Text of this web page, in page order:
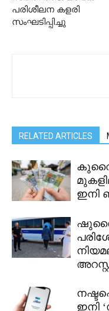
പരിശീലന കളരി
സംഘടിപ്പിച്ചു
RELATED ARTICLES
ഇനി
ഇനി